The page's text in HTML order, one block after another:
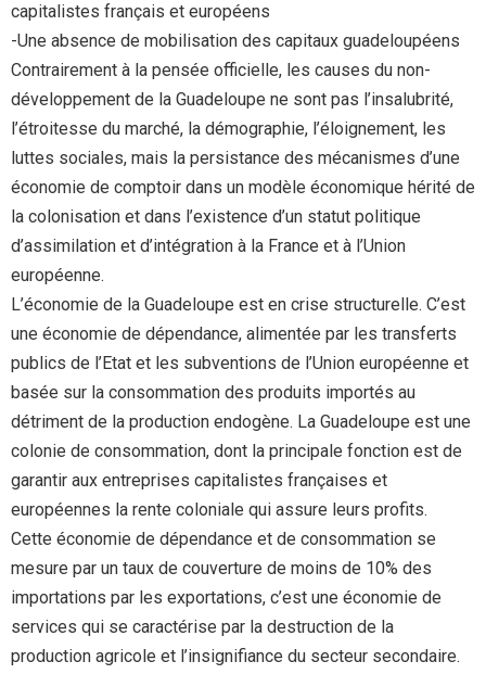
capitalistes français et européens
-Une absence de mobilisation des capitaux guadeloupéens
Contrairement à la pensée officielle, les causes du non-
développement de la Guadeloupe ne sont pas l’insalubrité,
l’étroitesse du marché, la démographie, l’éloignement, les
luttes sociales, mais la persistance des mécanismes d’une
économie de comptoir dans un modèle économique hérité de
la colonisation et dans l’existence d’un statut politique
d’assimilation et d’intégration à la France et à l’Union
européenne.
L’économie de la Guadeloupe est en crise structurelle. C’est
une économie de dépendance, alimentée par les transferts
publics de l’Etat et les subventions de l’Union européenne et
basée sur la consommation des produits importés au
détriment de la production endogène. La Guadeloupe est une
colonie de consommation, dont la principale fonction est de
garantir aux entreprises capitalistes françaises et
européennes la rente coloniale qui assure leurs profits.
Cette économie de dépendance et de consommation se
mesure par un taux de couverture de moins de 10% des
importations par les exportations, c’est une économie de
services qui se caractérise par la destruction de la
production agricole et l’insignifiance du secteur secondaire.